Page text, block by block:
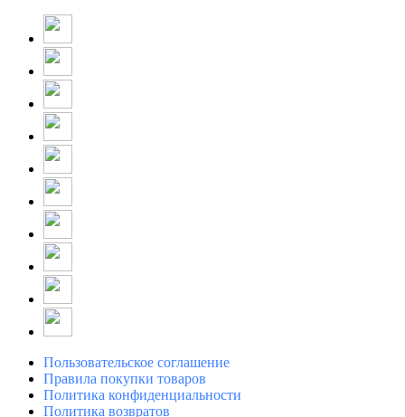
Пользовательское соглашение
Правила покупки товаров
Политика конфиденциальности
Политика возвратов